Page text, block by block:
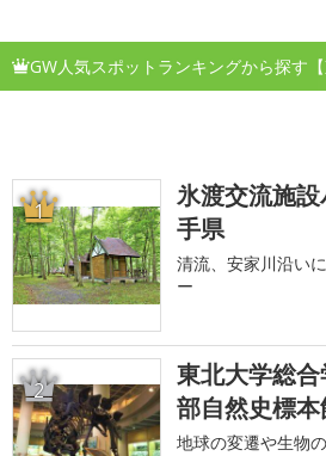
GW人気スポットランキングから探す【
1
氷渡交流施
手県
清流、安家川沿い
ー
2
東北大学総
部自然史標
地球の変遷や生物